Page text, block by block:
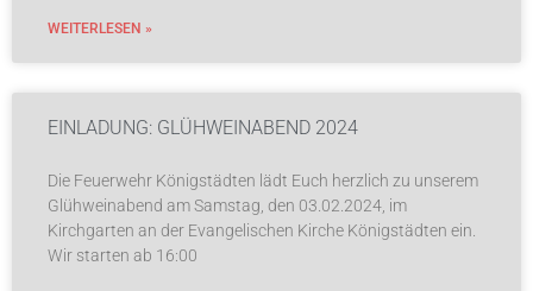
WEITERLESEN »
EINLADUNG: GLÜHWEINABEND 2024
Die Feuerwehr Königstädten lädt Euch herzlich zu unserem
Glühweinabend am Samstag, den 03.02.2024, im
Kirchgarten an der Evangelischen Kirche Königstädten ein.
Wir starten ab 16:00